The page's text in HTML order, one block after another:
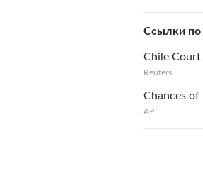
Ссылки по
Chile Court
Reuters
Chances of
AP